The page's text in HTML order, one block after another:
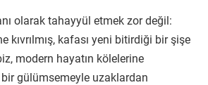
olarak tahayyül etmek zor değil:
kıvrılmış, kafası yeni bitirdiği bir şişe
modern hayatın kölelerine
gülümsemeyle uzaklardan